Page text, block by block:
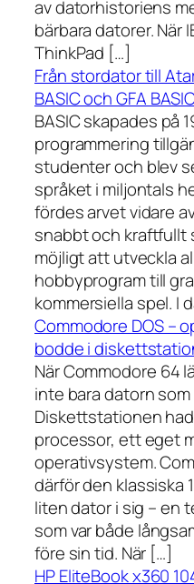
av datorhistoriens
bärbara datorer. När
ThinkPad […]
Från stordator till
BASIC och GFA
BASIC skapades på
programmering
studenter och blev
språket i miljontals
fördes arvet vidare
snabbt och kraftfullt
möjligt att utveckla
hobbyprogram till
kommersiella spel. I
Commodore DOS –
bodde i
När Commodore 64
inte bara datorn
Diskettstationen
processor, ett eget
operativsystem.
därför den klassiska
liten dator i sig – en
som var både
före sin tid. När […]
HP EliteBook x360